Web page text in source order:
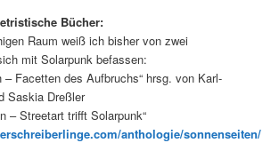
Bücher:
Raum weiß ich bisher von zwei
mit Solarpunk befassen:
– Facetten des Aufbruchs“ hrsg. von Karl-
Saskia Dreßler
– Streetart trifft Solarpunk“
anthologie/sonnenseiten/